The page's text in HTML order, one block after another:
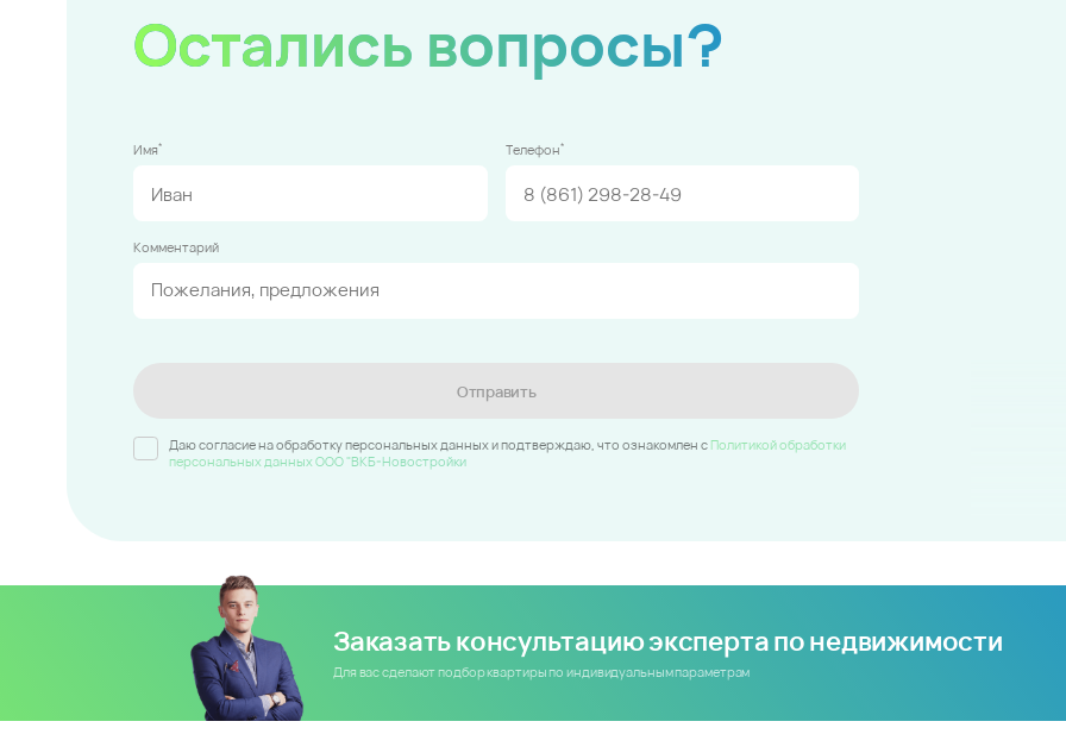
Остались вопросы?
Имя* Телефон*
Комментарий
Отправить
Даю согласие на обработку персональных данных и подтверждаю, что ознакомлен c Политикой обработки
персональных данных ООО "ВКБ-Новостройки
Заказать консультацию эксперта по недвижимости
Для вас сделают подбор квартиры по индивидуальным параметрам